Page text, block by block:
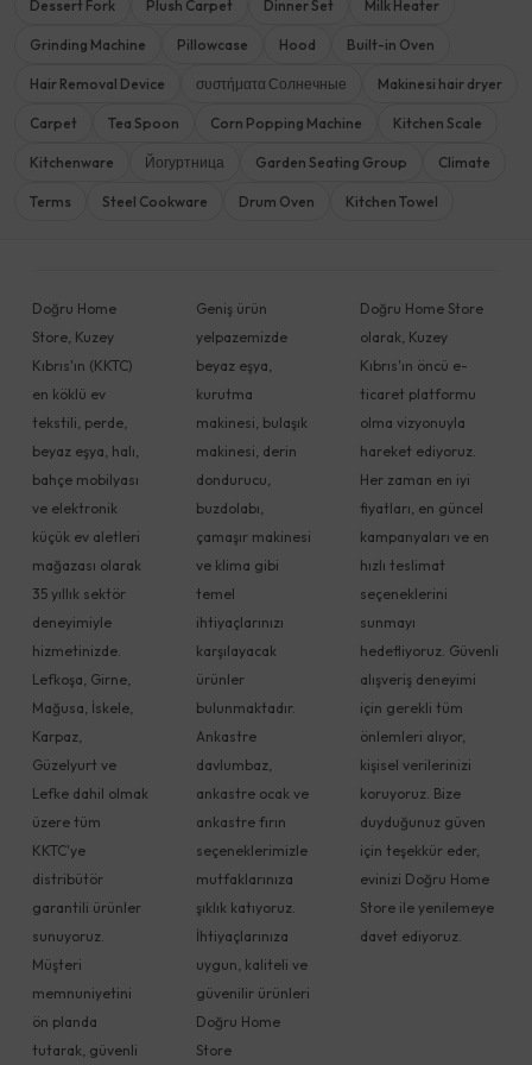
Dessert Fork Plush Carpet Dinner Set Milk Heater
Grinding Machine Pillowcase Hood Built-in Oven
Hair Removal Device συστήματα Солнечные Makinesi hair dryer
Carpet Tea Spoon Corn Popping Machine Kitchen Scale
Kitchenware Йогуртница Garden Seating Group Climate
Terms Steel Cookware Drum Oven Kitchen Towel
Doğru Home
Store, Kuzey
Kıbrıs'ın (KKTC)
en köklü ev
tekstili, perde,
beyaz eşya, halı,
bahçe mobilyası
ve elektronik
küçük ev aletleri
mağazası olarak
35 yıllık sektör
deneyimiyle
hizmetinizde.
Lefkoşa, Girne,
Mağusa, İskele,
Karpaz,
Güzelyurt ve
Lefke dahil olmak
üzere tüm
KKTC'ye
distribütör
garantili ürünler
sunuyoruz.
Müşteri
memnuniyetini
ön planda
tutarak, güvenli
Geniş ürün
yelpazemizde
beyaz eşya,
kurutma
makinesi, bulaşık
makinesi, derin
dondurucu,
buzdolabı,
çamaşır makinesi
ve klima gibi
temel
ihtiyaçlarınızı
karşılayacak
ürünler
bulunmaktadır.
Ankastre
davlumbaz,
ankastre ocak ve
ankastre fırın
seçeneklerimizle
mutfaklarınıza
şıklık katıyoruz.
İhtiyaçlarınıza
uygun, kaliteli ve
güvenilir ürünleri
Doğru Home
Store
Doğru Home Store
olarak, Kuzey
Kıbrıs'ın öncü e-
ticaret platformu
olma vizyonuyla
hareket ediyoruz.
Her zaman en iyi
fiyatları, en güncel
kampanyaları ve en
hızlı teslimat
seçeneklerini
sunmayı
hedefliyoruz. Güvenli
alışveriş deneyimi
için gerekli tüm
önlemleri alıyor,
kişisel verilerinizi
koruyoruz. Bize
duyduğunuz güven
için teşekkür eder,
evinizi Doğru Home
Store ile yenilemeye
davet ediyoruz.